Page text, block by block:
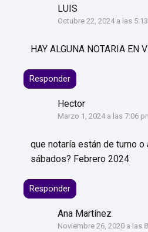
LUIS
Octubre 22, 2024 a las
HAY ALGUNA NOTARIA EN
Responder
Hector
Marzo 1, 2024 a las 7:06
que notaría están de turno
sábados? Febrero 2024
Responder
Ana Martínez
Noviembre 26, 2020 a las